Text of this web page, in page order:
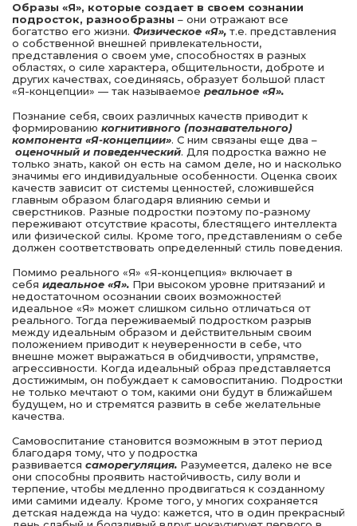
Образы «Я», которые создает в своем сознании
подрос­ток, разнообразны – они отражают все
богатство его жизни. Физическое «Я», т.е. представления
о собственной внешней привлекательности,
представления о своем уме, способно­стях в разных
областях, о силе характера, общительности, доброте и
других качествах, соединяясь, образует большой пласт
«Я-концепции» — так называемое реальное «Я».
Познание себя, своих различных качеств приводит к
формированию когнитивного (познавательного)
компонен­та «Я-концепции». С ним связаны еще два –
оценочный и поведенческий. Для подростка важно не
только знать, ка­кой он есть на самом деле, но и насколько
значимы его индивидуальные особенности. Оценка своих
качеств зави­сит от системы ценностей, сложившейся
главным образом благодаря влиянию семьи и
сверстников. Разные подрост­ки поэтому по-разному
переживают отсутствие красоты, блестящего интеллекта
или физической силы. Кроме того, представлениям о себе
должен соответствовать определен­ный стиль поведения.
Помимо реального «Я» «Я-концепция» включает в
себя идеальное «Я». При высоком уровне притязаний и
недоста­точном осознании своих возможностей
идеальное «Я» мо­жет слишком сильно отличаться от
реального. Тогда пере­живаемый подростком разрыв
между идеальным образом и действительным своим
положением приводит к неуверен­ности в себе, что
внешне может выражаться в обидчивос­ти, упрямстве,
агрессивности. Когда идеальный образ пред­ставляется
достижимым, он побуждает к самовоспитанию. Подростки
не только мечтают о том, какими они будут в ближайшем
будущем, но и стремятся развить в себе жела­тельные
качества.
Самовоспитание становится возможным в этот период
благодаря тому, что у подростка
развивается саморегуля­ция. Разумеется, далеко не все
они способны проявить на­стойчивость, силу воли и
терпение, чтобы медленно про­двигаться к созданному
ими самими идеалу. Кроме того, у многих сохраняется
детская надежда на чудо: кажется, что в один прекрасный